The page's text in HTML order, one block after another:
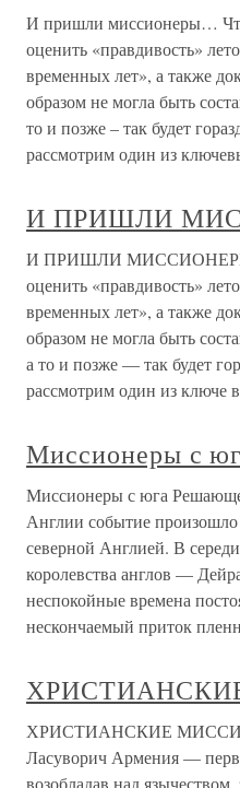
И пришли миссионеры…
оценить «правдивость»
временных лет», а также
образом не могла быть
то и позже – так будет
рассмотрим один из
И ПРИШЛИ
И ПРИШЛИ МИССИОНЕРЫ.
оценить «правдивость»
временных лет», а также
образом не могла быть
а то и позже — так будет
рассмотрим один из ключе
Миссионеры с
Миссионеры с юга
Англии событие
северной Англией. В
королевства англов —
неспокойные времена
нескончаемый приток
ХРИСТИАНСКИЕ
Ласуворич Армения —
возобладав над язычеством,